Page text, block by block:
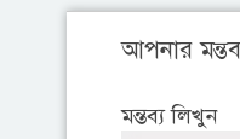
আপনার
মন্তব্য লিখুন